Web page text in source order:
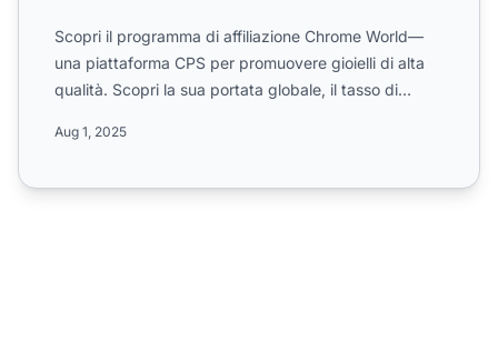
Scopri il programma di affiliazione Chrome World—
una piattaforma CPS per promuovere gioielli di alta
qualità. Scopri la sua portata globale, il tasso di
Aug 1, 2025